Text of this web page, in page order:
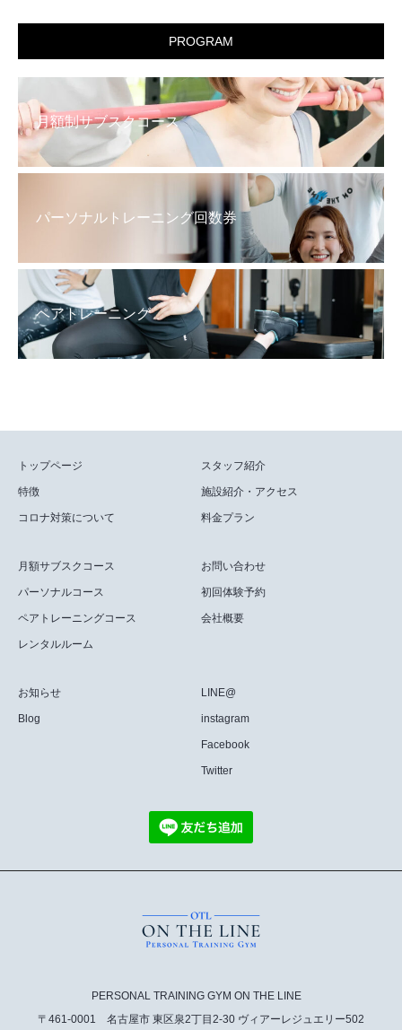
PROGRAM
月額制サブスクコース
パーソナルトレーニング回数券
ペアトレーニング
トップページ
特徴
コロナ対策について
スタッフ紹介
施設紹介・アクセス
料金プラン
月額サブスクコース
パーソナルコース
ペアトレーニングコース
レンタルルーム
お問い合わせ
初回体験予約
会社概要
お知らせ
Blog
LINE@
instagram
Facebook
Twitter
PERSONAL TRAINING GYM ON THE LINE
〒461-0001 名古屋市 東区泉2丁目2-30 ヴィアーレジュエリー502